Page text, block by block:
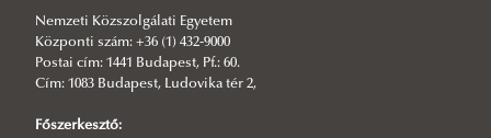
Nemzeti Közszolgálati Egyetem
Központi szám: +36 (1) 432-9000
Postai cím: 1441 Budapest, Pf.: 60.
Cím: 1083 Budapest, Ludovika tér 2,
Főszerkesztő: